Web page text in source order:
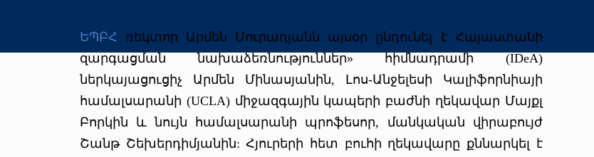
ԵՊԲՀ ռեկտոր Արմեն Մուրադյանն այսօր ընդունել է Հայաստանի
զարգացման նախաձեռնություններ» հիմնադրամի (IDeA)
ներկայացուցիչ Արմեն Մինասյանին, Լոս-Անջելեսի Կալիֆորնիայի
համալսարանի (UCLA) միջազգային կապերի բաժնի ղեկավար Մայքլ
Բորկին և նույն համալսարանի պրոֆեսոր, մանկական վիրաբույժ
Շանթ Շեխերդիմյանին: Հյուրերի հետ բուհի ղեկավարը քննարկել է